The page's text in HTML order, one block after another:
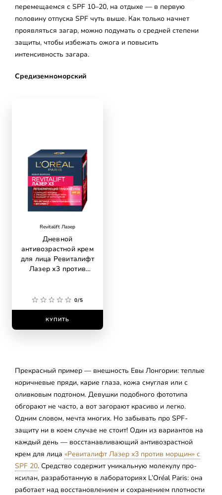
перемещаемся с SPF 10–20, на отдыхе — в первую
половину отпуска SPF чуть выше. Как только начнет
проявляться загар, можно подумать о средней степени
защиты, чтобы избежать ожога и повысить
интенсивность загара.
Средиземноморский
Revitalift Лазер
Дневной
антивозрастной крем
для лица Ревиталифт
Лазер х3 против
глубокий уход, SPF
25
0/5
КУПИТЬ
Прекрасный пример — внешность Евы Лонгории: теплые
коричневые пряди, карие глаза, кожа смуглая или с
оливковым подтоном. Девушки подобного фототипа
обгорают не часто, а вот загорают красиво и легко.
Одним словом, мечта многих. Но забывать про SPF-
защиту ни в коем случае не стоит! Один из вариантов на
каждый день — восстанавливающий антивозрастной
крем для лица «Ревиталифт Лазер х3 против морщин» с
SPF 20. Средство содержит уникальную молекулу про-
ксилан, разработанную в лабораториях L’Oréal Paris: она
работает над восстановлением и сохранением плотности